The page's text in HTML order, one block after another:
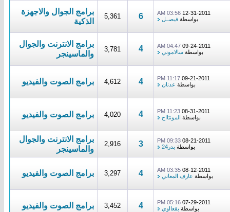
12-31-2011
03:56 AM
بواسطة فيصــل 6
5,361
برامج الجوال والاجهزة
الذكية
09-24-2011
04:47 AM
بواسطة سالاموني 4
3,781
برامج الانترنت والجوال
والماسينجر
09-21-2011
11:17 PM
بواسطة عدنان 4
4,612 برامج الصوت والفيديو
08-31-2011
11:23 PM
بواسطة المونتااج 4
4,020 برامج الصوت والفيديو
08-21-2011
09:33 PM
بواسطة بدر24 3
2,916
برامج الانترنت والجوال
والماسينجر
08-12-2011
03:35 AM
بواسطة عارف المعاني 4
3,297 برامج الصوت والفيديو
07-29-2011
05:16 PM
بواسطة بقعااوي 4
3,452 برامج الصوت والفيديو